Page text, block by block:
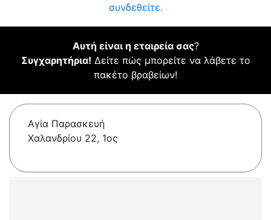
συνδεθείτε.
Αυτή είναι η εταιρεία σας?
Συγχαρητήρια! Δείτε πώς μπορείτε να λάβετε το
πακέτο βραβείων!
Αγία Παρασκευή
Χαλανδρίου 22, 1ος